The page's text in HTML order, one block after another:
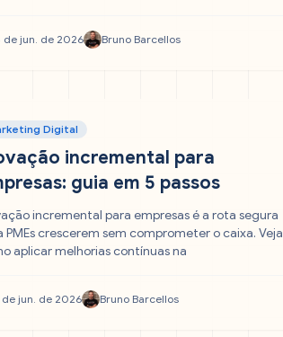
de jun. de 2026 Bruno Barcellos
Digital
incremental para
guia em 5 passos
incremental para empresas é a rota segura
PMEs crescerem sem comprometer o caixa. Veja
aplicar melhorias contínuas na
de jun. de 2026 Bruno Barcellos